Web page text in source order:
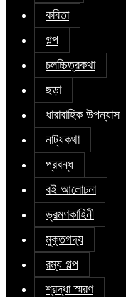
কবিতা
গল্প
চলচ্চিত্রকথা
ছড়া
ধারাবাহিক উপন্যাস
নাট্যকথা
প্রবন্ধ
বই আলোচনা
ভ্রমণকাহিনী
মুক্তগদ্য
রম্য গল্প
শ্রদ্ধা স্মরণ